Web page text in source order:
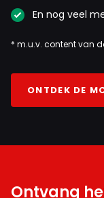
En nog veel
* m.u.v. content van
ONTDEK DE
Ontvang